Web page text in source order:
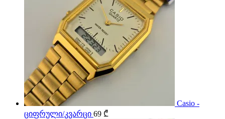
Casio -
ციფრული/კვარცი 69 ₾